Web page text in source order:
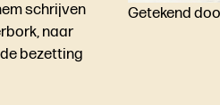
schrijven
naar
bezetting
Getekend